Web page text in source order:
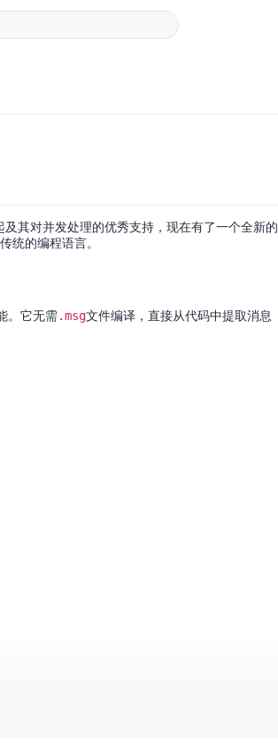
其对并发处理的优秀支持，现在有了一个全新的
统的编程语言。
。它无需.msg文件编译，直接从代码中提取消息